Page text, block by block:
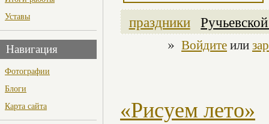
Уставы
Навигация
Фотографии
Блоги
Карта сайта
праздники
» Войдитеили
«Рисуем лето»